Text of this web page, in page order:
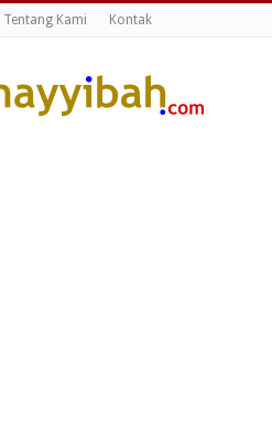
Tentang Kami Kontak